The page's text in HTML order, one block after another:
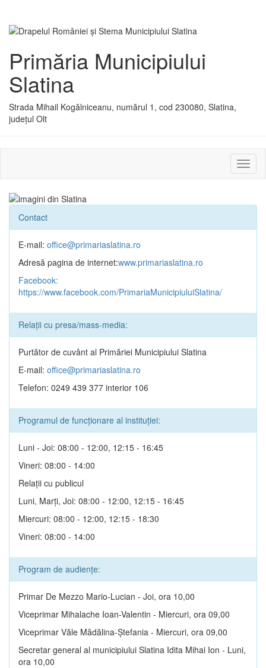
Primăria Municipiului
Slatina
Strada Mihail Kogălniceanu, numărul 1, cod 230080, Slatina,
județul Olt
sau
Contact
E-mail: office@primariaslatina.ro
Adresă pagina de internet:www.primariaslatina.ro
Facebook:
https://www.facebook.com/PrimariaMunicipiuluiSlatina/
Relații cu presa/mass-media:
Purtător de cuvânt al Primăriei Municipiului Slatina
E-mail: office@primariaslatina.ro
Telefon: 0249 439 377 interior 106
Programul de funcționare al instituției:
Luni - Joi: 08:00 - 12:00, 12:15 - 16:45
Vineri: 08:00 - 14:00
Relații cu publicul
Luni, Marți, Joi: 08:00 - 12:00, 12:15 - 16:45
Miercuri: 08:00 - 12:00, 12:15 - 18:30
Vineri: 08:00 - 14:00
Program de audiențe:
Primar De Mezzo Mario-Lucian - Joi, ora 10,00
Viceprimar Mihalache Ioan-Valentin - Miercuri, ora 09,00
Viceprimar Văle Mădălina-Ștefania - Miercuri, ora 09,00
Secretar general al municipiului Slatina Idita Mihai Ion - Luni,
ora 10,00